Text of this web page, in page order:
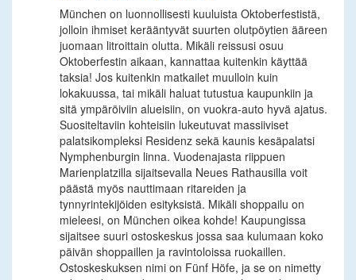
München on luonnollisesti kuuluista Oktoberfestistä,
jolloin ihmiset kerääntyvät suurten olutpöytien ääreen
juomaan litroittain olutta. Mikäli reissusi osuu
Oktoberfestin aikaan, kannattaa kuitenkin käyttää
taksia! Jos kuitenkin matkailet muulloin kuin
lokakuussa, tai mikäli haluat tutustua kaupunkiin ja
sitä ympäröiviin alueisiin, on vuokra-auto hyvä ajatus.
Suositeltaviin kohteisiin lukeutuvat massiiviset
palatsikompleksi Residenz sekä kaunis kesäpalatsi
Nymphenburgin linna. Vuodenajasta riippuen
Marienplatzilla sijaitsevalla Neues Rathausilla voit
päästä myös nauttimaan ritareiden ja
tynnyrintekijöiden esityksistä. Mikäli shoppailu on
mieleesi, on München oikea kohde! Kaupungissa
sijaitsee suuri ostoskeskus jossa saa kulumaan koko
päivän shoppaillen ja ravintoloissa ruokaillen.
Ostoskeskuksen nimi on Fünf Höfe, ja se on nimetty